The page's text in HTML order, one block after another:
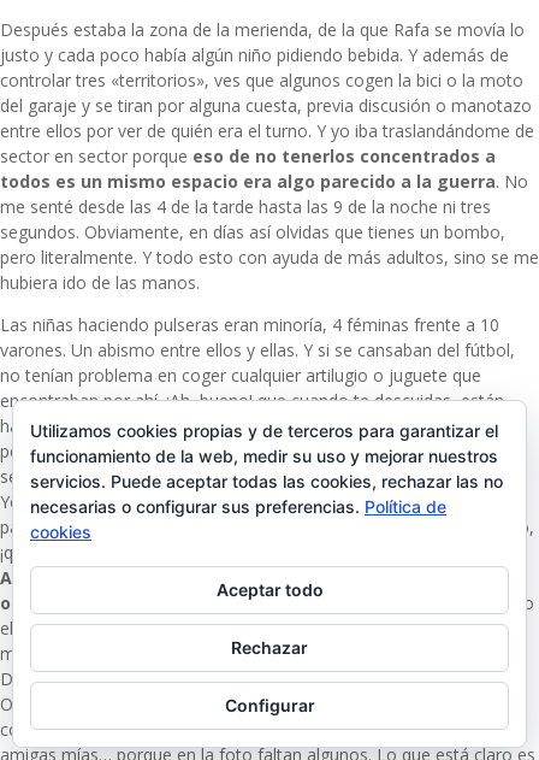
Después estaba la zona de la merienda, de la que Rafa se movía lo
justo y cada poco había algún niño pidiendo bebida. Y además de
controlar tres «territorios», ves que algunos cogen la bici o la moto
del garaje y se tiran por alguna cuesta, previa discusión o manotazo
entre ellos por ver de quién era el turno. Y yo iba traslandándome de
sector en sector porque eso de no tenerlos concentrados a
todos es un mismo espacio era algo parecido a la guerra. No
me senté desde las 4 de la tarde hasta las 9 de la noche ni tres
segundos. Obviamente, en días así olvidas que tienes un bombo,
pero literalmente. Y todo esto con ayuda de más adultos, sino se me
hubiera ido de las manos.
Las niñas haciendo pulseras eran minoría, 4 féminas frente a 10
varones. Un abismo entre ellos y ellas. Y si se cansaban del fútbol,
no tenían problema en coger cualquier artilugio o juguete que
encontraban por ahí. ¡Ah, bueno! que cuando te descuidas, están
haciendo labores de jardinería; si no fuera porque el rastrillo es un
peligro y todos lo querían, a más de uno le hubiese dejado recoger
semejante cantidad de hojas 😉
Yo ya me veo juntando los cumples de mis hijos en unos años, que
para algo son los dos de octubre. Esto es para hacer una vez al año,
¡qué barbaridad! ¿De dónde demonios sacan tanta energía? Eso sí,
Alfonso feliz, tanto como agitado, que una cosa no quita la
otra
. Al final, a estas edades, es complicado organizar juegos como
el pañuelo. Les llevas a un sitio que no conocen y claro, es mucho
más entretenido indagar y probar todo lo que cae en sus manos.
Dedidme que a partir de los 6-7 años ya se les puede controlar 😉
Os podéis imaginar que, aunque el regalo de los amigos sea
comunitario, luego están los de los abuelos, el padrino, algunas
amigas mías… porque en la foto faltan algunos. Lo que está claro es
Utilizamos cookies propias y de terceros para garantizar el
funcionamiento de la web, medir su uso y mejorar nuestros
servicios. Puede aceptar todas las cookies, rechazar las no
necesarias o configurar sus preferencias. Política de
cookies
Aceptar todo
Rechazar
Configurar